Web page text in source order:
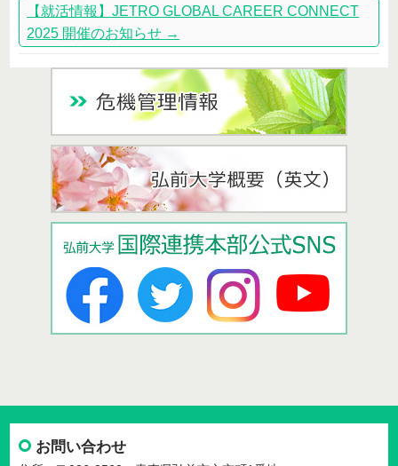
【就活情報】JETRO GLOBAL CAREER CONNECT
2025 開催のお知らせ →
お問い合わせ